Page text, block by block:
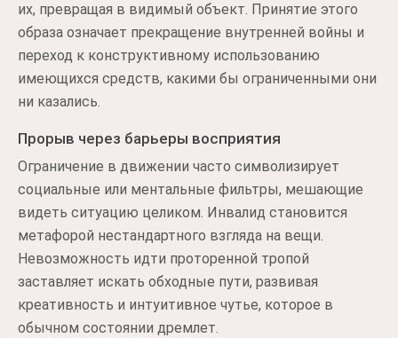
их, превращая в видимый объект. Принятие этого
образа означает прекращение внутренней войны и
переход к конструктивному использованию
имеющихся средств, какими бы ограниченными они
ни казались.
Прорыв через барьеры восприятия
Ограничение в движении часто символизирует
социальные или ментальные фильтры, мешающие
видеть ситуацию целиком. Инвалид становится
метафорой нестандартного взгляда на вещи.
Невозможность идти проторенной тропой
заставляет искать обходные пути, развивая
креативность и интуитивное чутье, которое в
обычном состоянии дремлет.